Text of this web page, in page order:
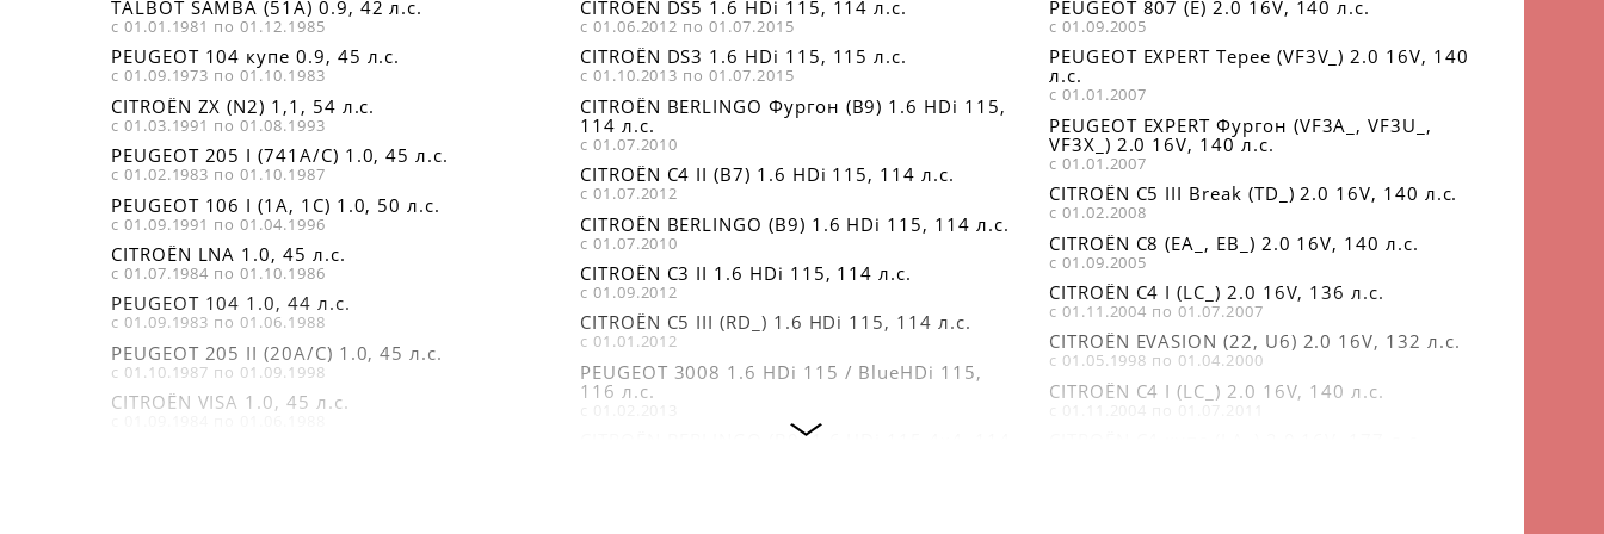
ELRING 504581
PEUGEOT 312109
TALBOT SAMBA (51A) 0.9, 42 л.с.
с 01.01.1981 по 01.12.1985
PEUGEOT 104 купе 0.9, 45 л.с.
с 01.09.1973 по 01.10.1983
CITROËN ZX (N2) 1,1, 54 л.с.
с 01.03.1991 по 01.08.1993
PEUGEOT 205 I (741A/C) 1.0, 45 л.с.
с 01.02.1983 по 01.10.1987
PEUGEOT 106 I (1A, 1C) 1.0, 50 л.с.
с 01.09.1991 по 01.04.1996
CITROËN LNA 1.0, 45 л.с.
с 01.07.1984 по 01.10.1986
PEUGEOT 104 1.0, 44 л.с.
с 01.09.1983 по 01.06.1988
PEUGEOT 205 II (20A/C) 1.0, 45 л.с.
с 01.10.1987 по 01.09.1998
CITROËN VISA 1.0, 45 л.с.
CITROËN DS5 1.6 HDi 115, 114 л.с.
с 01.06.2012 по 01.07.2015
CITROËN DS3 1.6 HDi 115, 115 л.с.
с 01.10.2013 по 01.07.2015
CITROËN BERLINGO Фургон (B9) 1.6 HDi 115,
114 л.с.
с 01.07.2010
CITROËN C4 II (B7) 1.6 HDi 115, 114 л.с.
с 01.07.2012
CITROËN BERLINGO (B9) 1.6 HDi 115, 114 л.с.
с 01.07.2010
CITROËN C3 II 1.6 HDi 115, 114 л.с.
с 01.09.2012
CITROËN C5 III (RD_) 1.6 HDi 115, 114 л.с.
с 01.01.2012
PEUGEOT 3008 1.6 HDi 115 / BlueHDi 115,
116 л.с.
CITROËN BERLINGO (B9) 1.6 HDi 115 4x4, 114
PEUGEOT 807 (E) 2.0 16V, 140 л.с.
с 01.09.2005
PEUGEOT EXPERT Tepee (VF3V_) 2.0 16V, 140
л.с.
с 01.01.2007
PEUGEOT EXPERT Фургон (VF3A_, VF3U_,
VF3X_) 2.0 16V, 140 л.с.
с 01.01.2007
CITROËN C5 III Break (TD_) 2.0 16V, 140 л.с.
с 01.02.2008
CITROËN C8 (EA_, EB_) 2.0 16V, 140 л.с.
с 01.09.2005
CITROËN C4 I (LC_) 2.0 16V, 136 л.с.
с 01.11.2004 по 01.07.2007
CITROËN EVASION (22, U6) 2.0 16V, 132 л.с.
с 01.05.1998 по 01.04.2000
CITROËN C4 I (LC_) 2.0 16V, 140 л.с.